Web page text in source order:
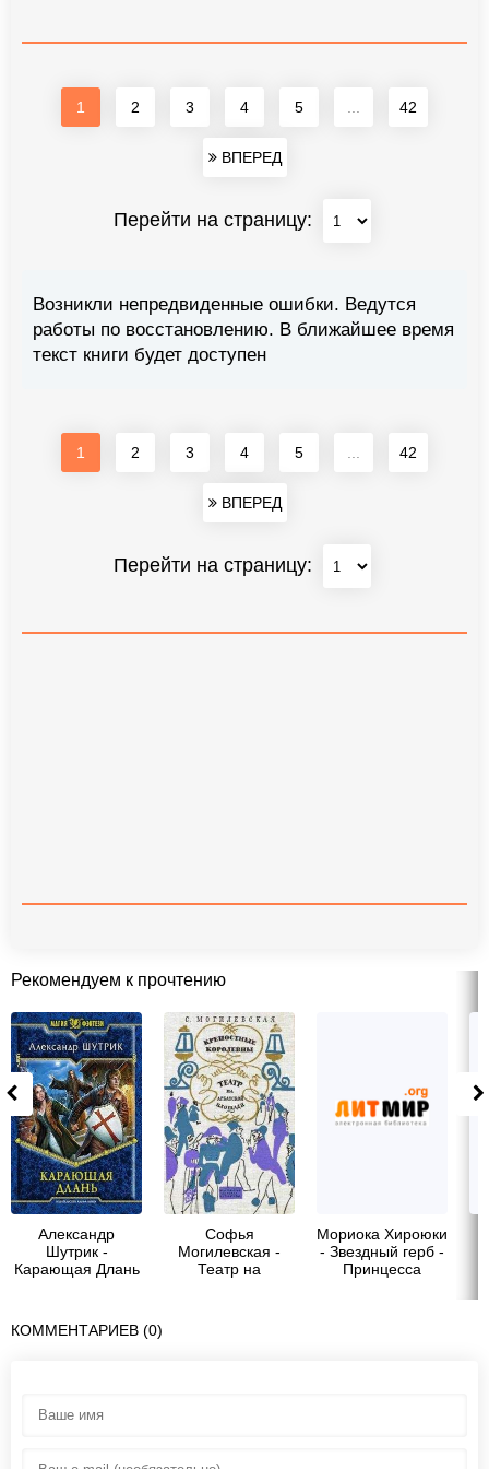
1 2 3 4 5 42
ВПЕРЕД
Перейти на страницу:
Возникли непредвиденные ошибки. Ведутся
работы по восстановлению. В ближайшее время
текст книги будет доступен
1 2 3 4 5 42
ВПЕРЕД
Перейти на страницу:
Рекомендуем к прочтению
Александр
Шутрик -
Карающая Длань
Софья
Могилевская -
Театр на
Мориока Хироюки
- Звездный герб -
Принцесса
КОММЕНТАРИЕВ (0)